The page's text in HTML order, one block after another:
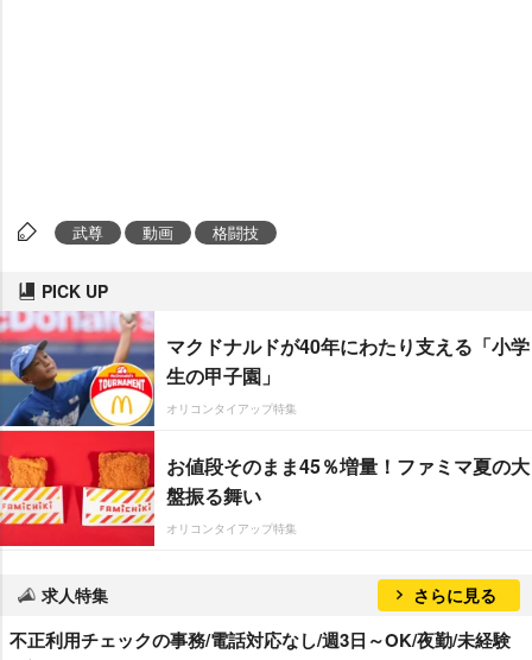
武尊 動画 格闘技
PICK UP
マクドナルドが40年にわたり支える「小学
生の甲子園」
オリコンタイアップ特集
お値段そのまま45％増量！ファミマ夏の大
盤振る舞い
オリコンタイアップ特集
求人特集 さらに見る
不正利用チェックの事務/電話対応なし/週3日～OK/夜勤/未経験